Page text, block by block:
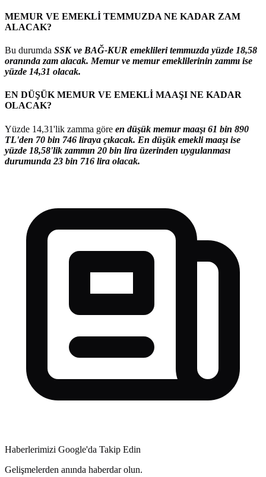
MEMUR VE EMEKLİ TEMMUZDA NE KADAR ZAM
ALACAK?
Bu durumda SSK ve BAĞ-KUR emeklileri temmuzda yüzde 18,58
oranında zam alacak. Memur ve memur emeklilerinin zammı ise
yüzde 14,31 olacak.
EN DÜŞÜK MEMUR VE EMEKLİ MAAŞI NE KADAR
OLACAK?
Yüzde 14,31'lik zamma göre en düşük memur maaşı 61 bin 890
TL'den 70 bin 746 liraya çıkacak. En düşük emekli maaşı ise
yüzde 18,58'lik zammın 20 bin lira üzerinden uygulanması
durumunda 23 bin 716 lira olacak.
Haberlerimizi Google'da Takip Edin
Gelişmelerden anında haberdar olun.